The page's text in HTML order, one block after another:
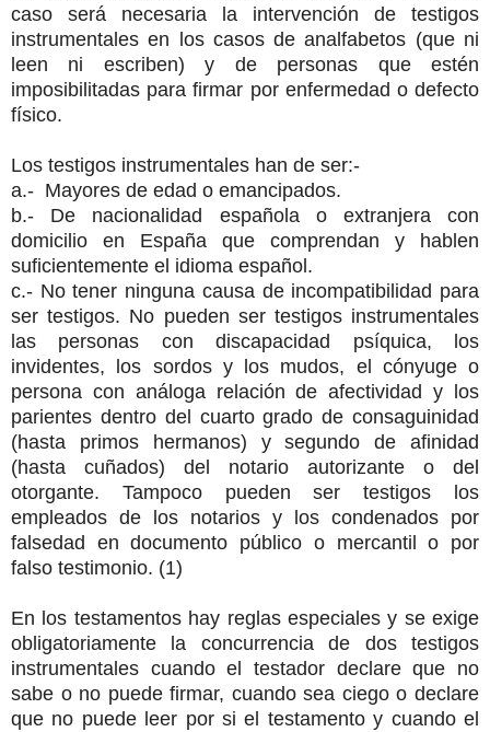
caso será necesaria la intervención de testigos
instrumentales en los casos de analfabetos (que ni
leen ni escriben) y de personas que estén
imposibilitadas para firmar por enfermedad o defecto
físico.
Los testigos instrumentales han de ser:-
a.- Mayores de edad o emancipados.
b.- De nacionalidad española o extranjera con
domicilio en España que comprendan y hablen
suficientemente el idioma español.
c.- No tener ninguna causa de incompatibilidad para
ser testigos. No pueden ser testigos instrumentales
las personas con discapacidad psíquica, los
invidentes, los sordos y los mudos, el cónyuge o
persona con análoga relación de afectividad y los
parientes dentro del cuarto grado de consaguinidad
(hasta primos hermanos) y segundo de afinidad
(hasta cuñados) del notario autorizante o del
otorgante. Tampoco pueden ser testigos los
empleados de los notarios y los condenados por
falsedad en documento público o mercantil o por
falso testimonio. (1)
En los testamentos hay reglas especiales y se exige
obligatoriamente la concurrencia de dos testigos
instrumentales cuando el testador declare que no
sabe o no puede firmar, cuando sea ciego o declare
que no puede leer por si el testamento y cuando el